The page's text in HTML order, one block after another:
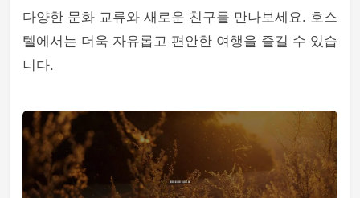
다양한 문화 교류와 새로운 친구를 만나보세요. 호스
텔에서는 더욱 자유롭고 편안한 여행을 즐길 수 있습
니다.